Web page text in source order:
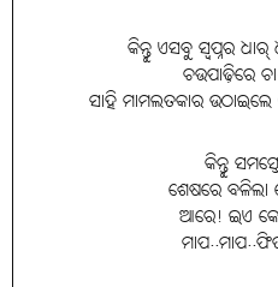
କିନ୍ତୁ ଏସବୁ ସ୍ବପ୍ନର ଧାର୍
ଚଉପାଢ଼ିରେ
ସାହି ମାମଲତକାର
କିନ୍ତୁ
ଶେଷରେ
ଆରେ! ଇଏ